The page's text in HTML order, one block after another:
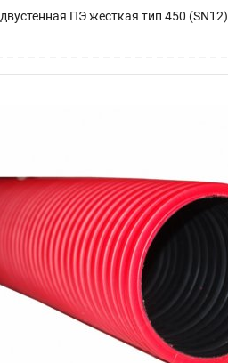
ПЭ жесткая тип 450